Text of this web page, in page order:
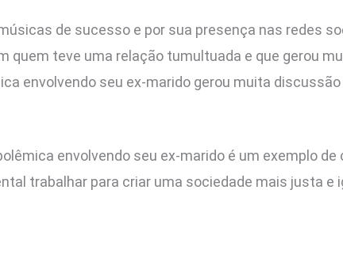
de sucesso e por sua presença nas redes
quem teve uma relação tumultuada e que gerou
envolvendo seu ex-marido gerou muita
envolvendo seu ex-marido é um exemplo
trabalhar para criar uma sociedade mais justa e